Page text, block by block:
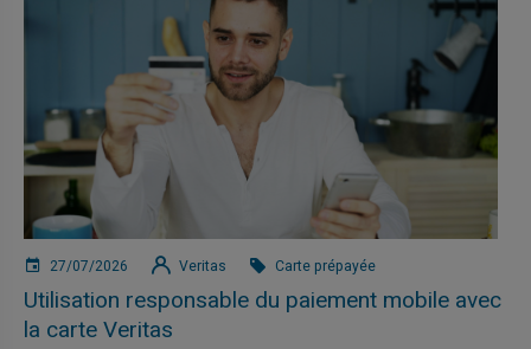
27/07/2026 Veritas Carte prépayée
Utilisation responsable du paiement mobile avec
la carte Veritas